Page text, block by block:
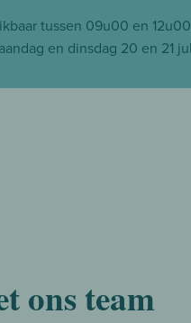
tussen 09u00 en
en dinsdag 20 en 21
ons team